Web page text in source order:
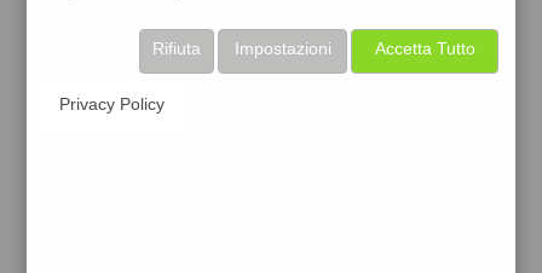
offerte
Accetta Tutto
Impostazioni
Rifiuta
Privacy Policy